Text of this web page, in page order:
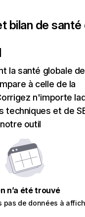
bilan de santé
la santé globale
à celle de la
n'importe
techniques et de
outil
n’a été trouvé
pas de données à